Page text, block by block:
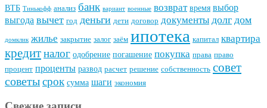
ВТБ Тинькофф анализ банк вариант военные возврат время выбор
выгода вычет год деньги дети договор документы долг дом
домклик жилье закрытие залог заём ипотека капитал квартира
кредитналог одобрение погашение покупка права право
процент проценты развод расчет решение собственность совет
советысрок сумма шаги экономия